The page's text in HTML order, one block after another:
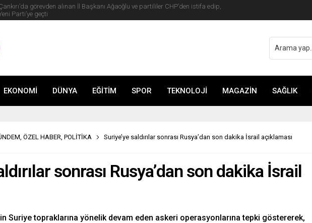
Fidan, Hamas Siyasi Büro Şefi Hayye’yi kabul etti
EKONOMİ DÜNYA EĞİTİM SPOR TEKNOLOJİ MAGAZİN SAĞLIK
, ÖZEL HABER, POLİTİKA Suriye’ye saldırılar sonrası Rusya’dan son dakika İsrail açıklaması
sonrası Rusya’dan son dakika İsrail
Suriye topraklarına yönelik devam eden askeri operasyonlarına tepki göstererek,